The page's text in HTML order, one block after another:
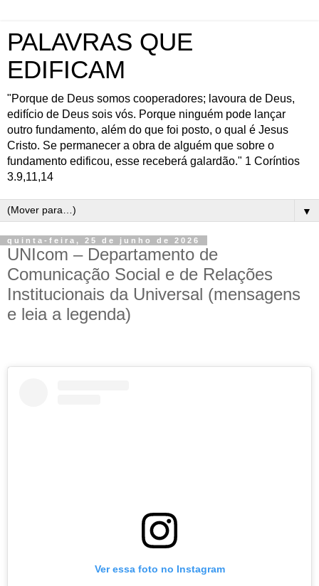
PALAVRAS QUE
EDIFICAM
"Porque de Deus somos cooperadores; lavoura de Deus,
edifício de Deus sois vós. Porque ninguém pode lançar
outro fundamento, além do que foi posto, o qual é Jesus
Cristo. Se permanecer a obra de alguém que sobre o
fundamento edificou, esse receberá galardão." 1 Coríntios
3.9,11,14
▼
quinta-feira, 25 de junho de 2026
UNIcom – Departamento de
Comunicação Social e de Relações
Institucionais da Universal (mensagens
e leia a legenda)
Ver essa foto no Instagram